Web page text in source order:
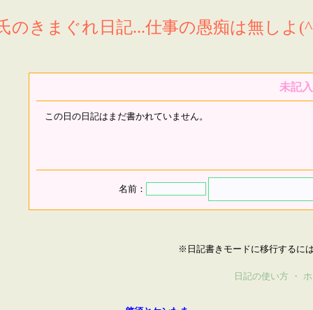
のきまぐれ日記...仕事の愚痴は無しよ
未記入
この日の日記はまだ書かれていません。
名前：
※日記書きモードに移行するに
日記の使い方 ・